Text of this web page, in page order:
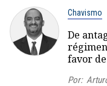
Chavismo
De
favor
Por: